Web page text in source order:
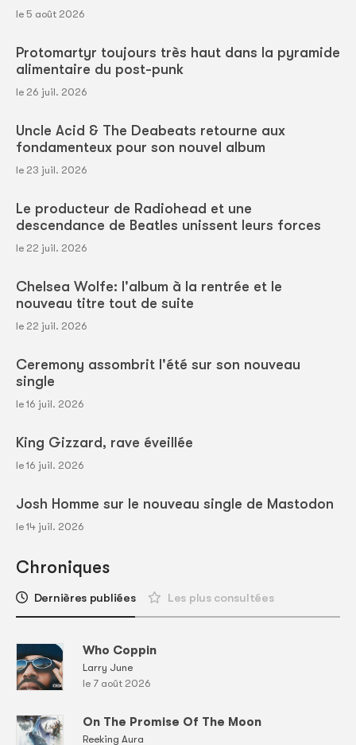
le 5 août 2026
Protomartyr toujours très haut dans la pyramide
alimentaire du post-punk
le 26 juil. 2026
Uncle Acid & The Deabeats retourne aux
fondamenteux pour son nouvel album
le 23 juil. 2026
Le producteur de Radiohead et une
descendance de Beatles unissent leurs forces
le 22 juil. 2026
Chelsea Wolfe: l'album à la rentrée et le
nouveau titre tout de suite
le 22 juil. 2026
Ceremony assombrit l'été sur son nouveau
single
le 16 juil. 2026
King Gizzard, rave éveillée
le 16 juil. 2026
Josh Homme sur le nouveau single de Mastodon
le 14 juil. 2026
Chroniques
Dernières publiées Les plus consultées
Who Coppin
Larry June
le 7 août 2026
On The Promise Of The Moon
Reeking Aura